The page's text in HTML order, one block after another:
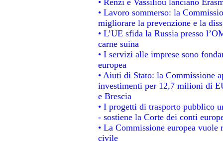
• Lavoro sommerso: la
migliorare la prevenzione e la
• L’UE sfida la Russia presso
carne suina
• I servizi alle imprese sono
europea
• Aiuti di Stato: la Commissione
investimenti per 12,7 milioni di
e Brescia
• I progetti di trasporto pubblico
- sostiene la Corte dei conti
• La Commissione europea
civile